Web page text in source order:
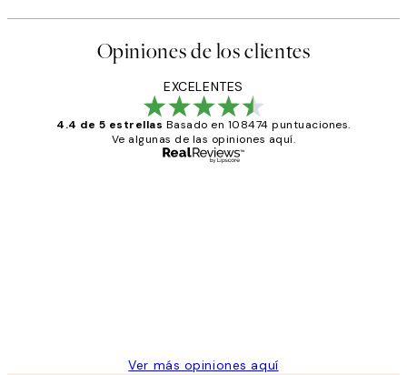
Opiniones de los clientes
EXCELENTES
4.4 de 5 estrellas Basado en 108474 puntuaciones.
Ve algunas de las opiniones aquí.
Ver más opiniones aquí